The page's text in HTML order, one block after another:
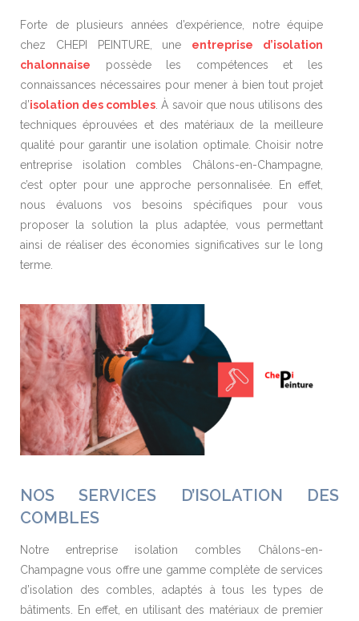
Forte de plusieurs années d’expérience, notre équipe
chez CHEPI PEINTURE, une entreprise d’isolation
chalonnaise possède les compétences et les
connaissances nécessaires pour mener à bien tout projet
d’isolation des combles . À savoir que nous utilisons des
techniques éprouvées et des matériaux de la meilleure
qualité pour garantir une isolation optimale. Choisir notre
entreprise isolation combles Châlons-en-Champagne,
c’est opter pour une approche personnalisée. En effet,
nous évaluons vos besoins spécifiques pour vous
proposer la solution la plus adaptée, vous permettant
ainsi de réaliser des économies significatives sur le long
terme.
NOS SERVICES D’ISOLATION DES
COMBLES
Notre entreprise isolation combles Châlons-en-
Champagne vous offre une gamme complète de services
d’isolation des combles, adaptés à tous les types de
bâtiments. En effet, en utilisant des matériaux de premier